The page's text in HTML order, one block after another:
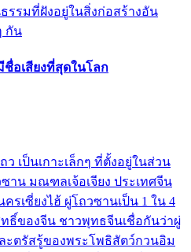
รรมที่ฝังอยู่ในสิ่งก่อสร้างอัน
กัน
อเสียงที่สุดในโลก
ว เป็นเกาะเล็กๆ ที่ตั้งอยู่ในส่วน
าน มณฑลเจ้อเจียง ประเทศจีน
รเซี่ยงไฮ้ ผู่โถวซานเป็น 1 ใน 4
ธิ์ของจีน ชาวพุทธจีนเชื่อกันว่าผู่
ะตรัสรู้ของพระโพธิสัตว์กวนอิม